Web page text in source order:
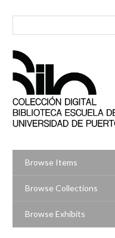
Browse Items
Browse Collections
Browse Exhibits